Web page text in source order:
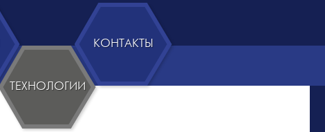
ТЕХНОЛОГИИ
КОНТАКТЫ